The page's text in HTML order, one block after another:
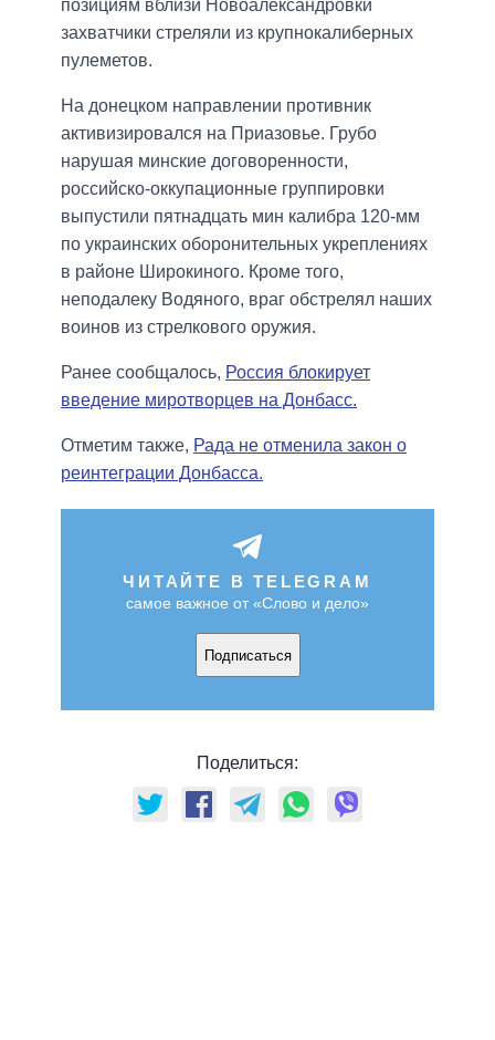
позициям вблизи Новоалександровки
захватчики стреляли из крупнокалиберных
пулеметов.
На донецком направлении противник
активизировался на Приазовье. Грубо
нарушая минские договоренности,
российско-оккупационные группировки
выпустили пятнадцать мин калибра 120-мм
по украинских оборонительных укреплениях
в районе Широкиного. Кроме того,
неподалеку Водяного, враг обстрелял наших
воинов из стрелкового оружия.
Ранее сообщалось, Россия блокирует
введение миротворцев на Донбасс.
Отметим также, Рада не отменила закон о
реинтеграции Донбасса.
ЧИТАЙТЕ В TELEGRAM
самое важное от «Слово и дело»
Подписаться
Поделиться: